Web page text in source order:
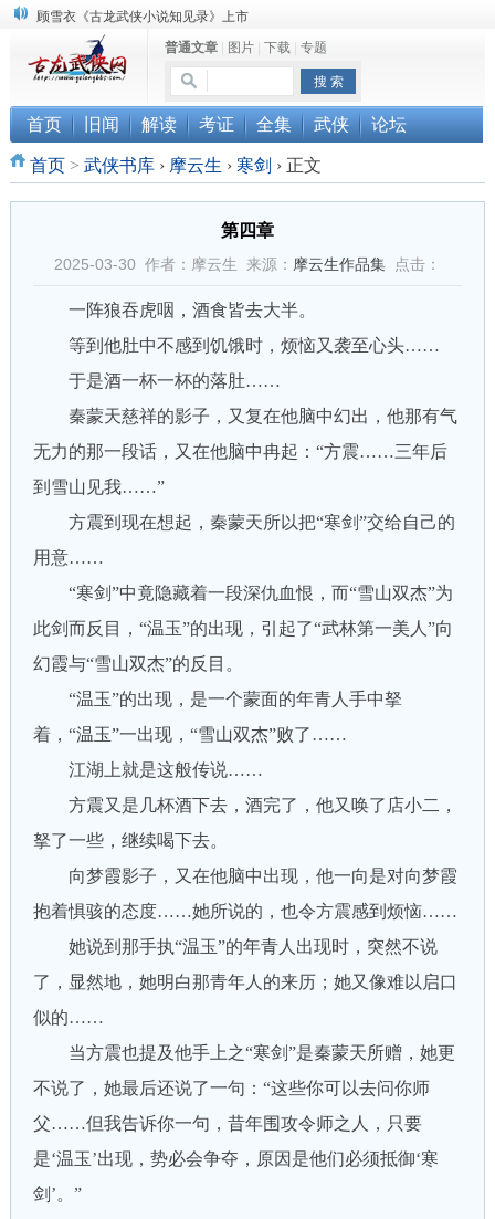
顾雪衣《古龙武侠小说知见录》上市
“武侠书库”查缺补漏活动圆满结束
《古龙小说原貌探究》修订版已上市
普通文章| 图片| 下载| 专题
首页 旧闻 解读 考证 全集 武侠 论坛
首页> 武侠书库 › 摩云生 › 寒剑 ›正文
第四章
2025-03-30 作者：摩云生 来源： 摩云生作品集点击：
一阵狼吞虎咽，酒食皆去大半。
等到他肚中不感到饥饿时，烦恼又袭至心头……
于是酒一杯一杯的落肚……
秦蒙天慈祥的影子，又复在他脑中幻出，他那有气
无力的那一段话，又在他脑中冉起：“方震……三年后
到雪山见我……”
方震到现在想起，秦蒙天所以把“寒剑”交给自己的
用意……
“寒剑”中竟隐藏着一段深仇血恨，而“雪山双杰”为
此剑而反目，“温玉”的出现，引起了“武林第一美人”向
幻霞与“雪山双杰”的反目。
“温玉”的出现，是一个蒙面的年青人手中拏
着，“温玉”一出现，“雪山双杰”败了……
江湖上就是这般传说……
方震又是几杯酒下去，酒完了，他又唤了店小二，
拏了一些，继续喝下去。
向梦霞影子，又在他脑中出现，他一向是对向梦霞
抱着惧骇的态度……她所说的，也令方震感到烦恼……
她说到那手执“温玉”的年青人出现时，突然不说
了，显然地，她明白那青年人的来历；她又像难以启口
似的……
当方震也提及他手上之“寒剑”是秦蒙天所赠，她更
不说了，她最后还说了一句：“这些你可以去问你师
父……但我告诉你一句，昔年围攻令师之人，只要
是‘温玉’出现，势必会争夺，原因是他们必须抵御‘寒
剑’。”